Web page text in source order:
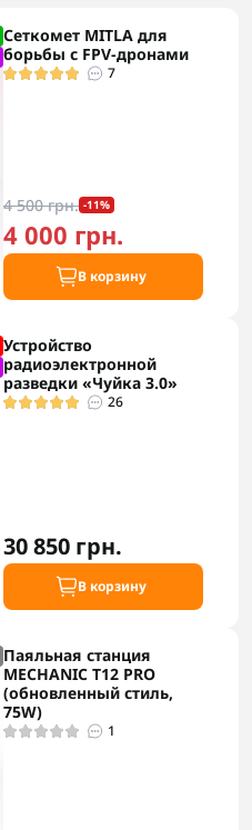
Сеткомет MITLA для
борьбы с FPV-дронами
7
4 500 грн. -11%
4 000 грн.
В корзину
Устройство
радиоэлектронной
разведки «Чуйка 3.0»
26
30 850 грн.
В корзину
Паяльная станция
MECHANIC T12 PRO
(обновленный стиль,
75W)
1